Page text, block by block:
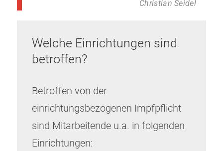
Christian Seidel
Welche Einrichtungen sind
betroffen?
Betroffen von der
einrichtungsbezogenen Impfpflicht
sind Mitarbeitende u.a. in folgenden
Einrichtungen: